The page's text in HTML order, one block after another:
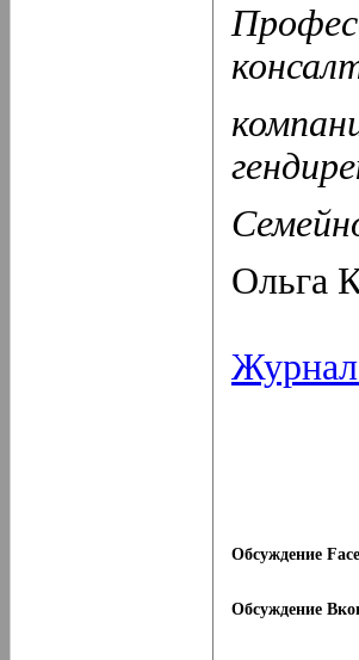
Ольга
Обсуждение
Обсуждение